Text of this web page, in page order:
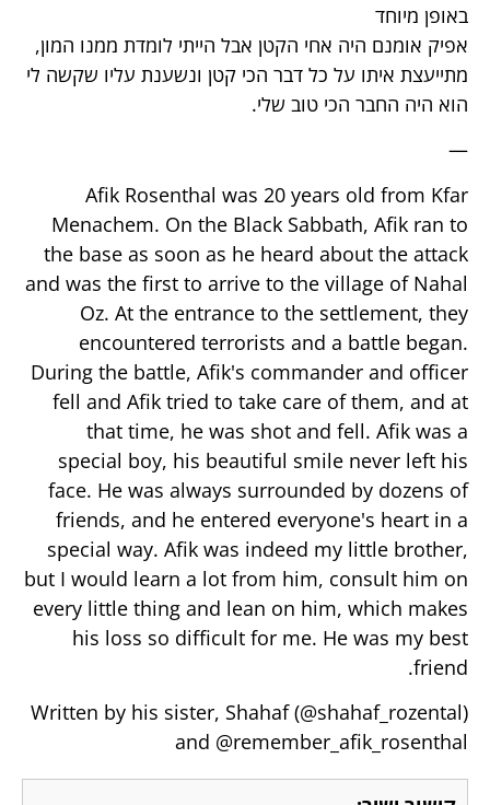
באופן מיוחד
אפיק אומנם היה אחי הקטן אבל הייתי לומדת ממנו המון,
מתייעצת איתו על כל דבר הכי קטן ונשענת עליו שקשה לי
הוא היה החבר הכי טוב שלי.
—
Afik Rosenthal was 20 years old from Kfar
Menachem. On the Black Sabbath, Afik ran to
the base as soon as he heard about the attack
and was the first to arrive to the village of Nahal
Oz. At the entrance to the settlement, they
encountered terrorists and a battle began.
During the battle, Afik's commander and officer
fell and Afik tried to take care of them, and at
that time, he was shot and fell. Afik was a
special boy, his beautiful smile never left his
face. He was always surrounded by dozens of
friends, and he entered everyone's heart in a
special way. Afik was indeed my little brother,
but I would learn a lot from him, consult him on
every little thing and lean on him, which makes
his loss so difficult for me. He was my best
friend.
Written by his sister, Shahaf (@shahaf_rozental)
and @remember_afik_rosenthal